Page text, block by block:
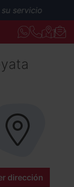
servicio
dirección